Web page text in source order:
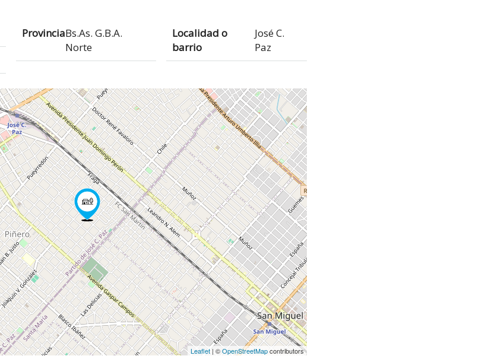
ProvinciaBs.As. G.B.A.
Norte
Localidad o
barrio
José C.
Paz
Leaflet| ©OpenStreetMapcontributors